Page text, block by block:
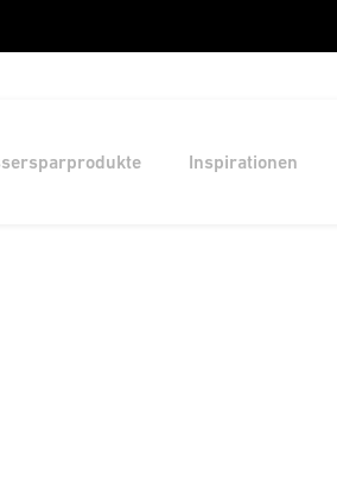
Inspirationen